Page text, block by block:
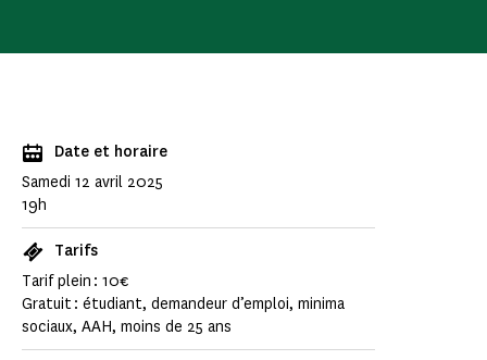
Date et horaire
Samedi 12 avril 2025
19h
Tarifs
Tarif plein : 10€
Gratuit : étudiant, demandeur d’emploi, minima
sociaux, AAH, moins de 25 ans